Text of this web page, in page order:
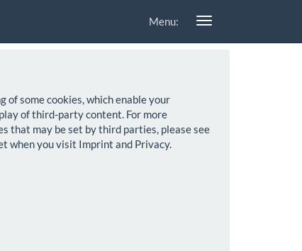
Menu:
some cookies, which enable your
of third-party content. For more
that may be set by third parties, please see
when you visit Imprint and Privacy.